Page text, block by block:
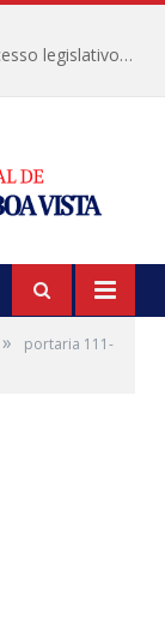
Câmara Municipal informa calendário de recesso legislativo de julho
»
portaria 111-